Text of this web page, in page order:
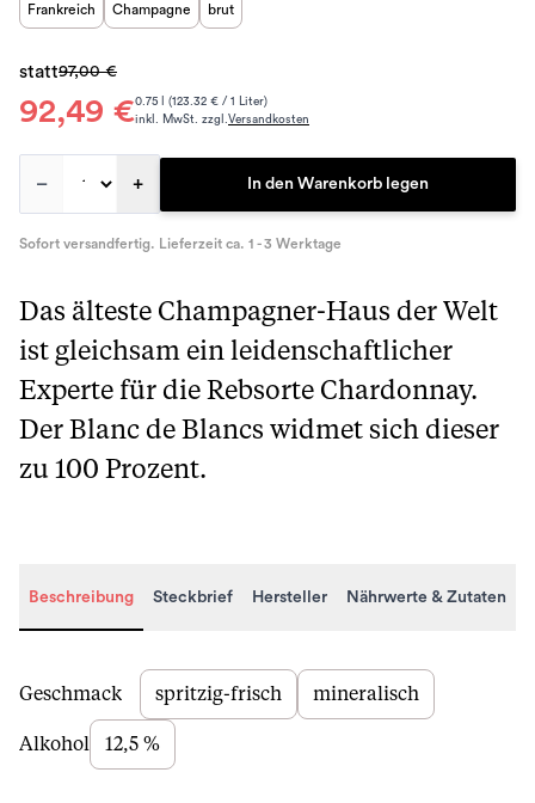
Frankreich Champagne brut
92,49 €
statt97,00 €
0.75 l (123.32 € / 1 Liter)
inkl. MwSt. zzgl.Versandkosten
– + In den Warenkorb legen
Sofort versandfertig. Lieferzeit ca. 1 - 3 Werktage
Das älteste Champagner-Haus der Welt
ist gleichsam ein leidenschaftlicher
Experte für die Rebsorte Chardonnay.
Der Blanc de Blancs widmet sich dieser
zu 100 Prozent.
Beschreibung Steckbrief Hersteller Nährwerte & Zutaten
Beschreibung
Geschmack spritzig-frisch mineralisch
Alkohol 12,5 %